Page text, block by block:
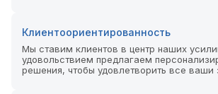
Клиентоориентированность
Мы ставим клиентов в центр наших
удовольствием предлагаем
решения, чтобы удовлетворить все ваши